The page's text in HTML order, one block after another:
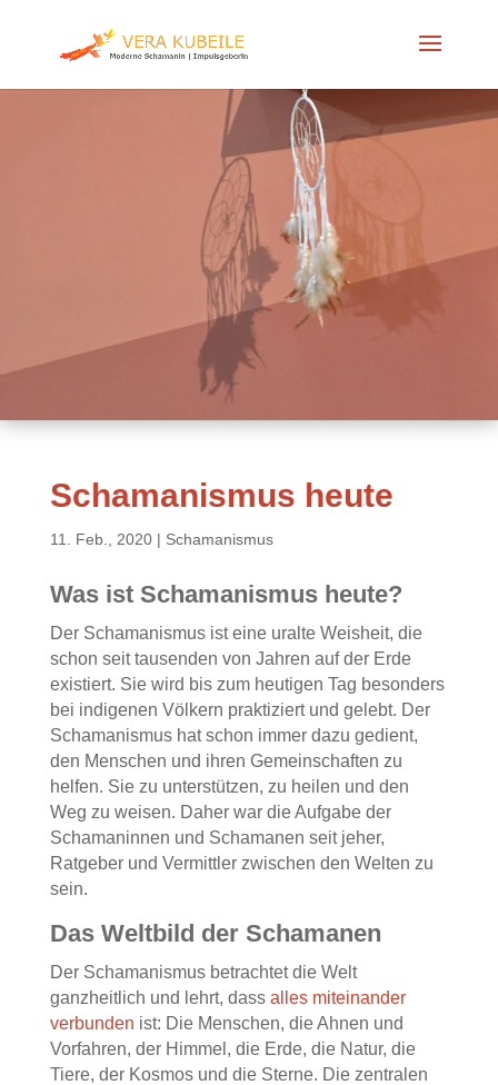
Schamanismus heute
11. Feb., 2020| Schamanismus
Was ist Schamanismus heute?
Der Schamanismus ist eine uralte Weisheit, die
schon seit tausenden von Jahren auf der Erde
existiert. Sie wird bis zum heutigen Tag besonders
bei indigenen Völkern praktiziert und gelebt. Der
Schamanismus hat schon immer dazu gedient,
den Menschen und ihren Gemeinschaften zu
helfen. Sie zu unterstützen, zu heilen und den
Weg zu weisen. Daher war die Aufgabe der
Schamaninnen und Schamanen seit jeher,
Ratgeber und Vermittler zwischen den Welten zu
sein.
Das Weltbild der Schamanen
Der Schamanismus betrachtet die Welt
ganzheitlich und lehrt, dass alles miteinander
verbunden ist: Die Menschen, die Ahnen und
Vorfahren, der Himmel, die Erde, die Natur, die
Tiere, der Kosmos und die Sterne. Die zentralen